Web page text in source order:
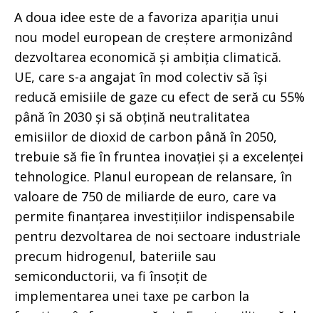
A doua idee este de a favoriza apariția unui
nou model european de creștere armonizând
dezvoltarea economică și ambiția climatică.
UE, care s-a angajat în mod colectiv să își
reducă emisiile de gaze cu efect de seră cu 55%
până în 2030 și să obțină neutralitatea
emisiilor de dioxid de carbon până în 2050,
trebuie să fie în fruntea inovației și a excelenței
tehnologice. Planul european de relansare, în
valoare de 750 de miliarde de euro, care va
permite finanțarea investițiilor indispensabile
pentru dezvoltarea de noi sectoare industriale
precum hidrogenul, bateriile sau
semiconductorii, va fi însoțit de
implementarea unei taxe pe carbon la